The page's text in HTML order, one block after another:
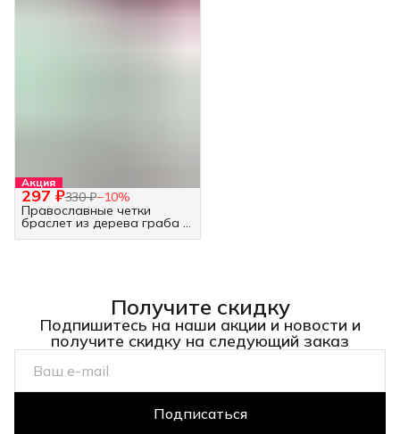
Акция
297 ₽330 ₽−10%
Православные четки
браслет из дерева граба -
Получите скидку
Подпишитесь на наши акции и новости и
получите скидку на следующий заказ
Подписаться